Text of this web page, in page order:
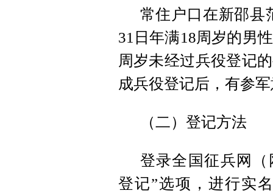
常住户口在新邵县
31日年满18周岁的男
周岁未经过兵役登记
成兵役登记后，有参
（二）登记方法
登录全国征兵网（
登记”选项，进行实